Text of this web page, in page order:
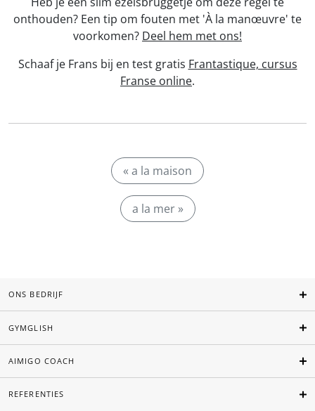
onthouden? Een tip om fouten met 'À la manœuvre' te
voorkomen? Deel hem met ons!
Schaaf je Frans bij en test gratis Frantastique, cursus
Franse online.
« a la maison
a la mer »
ONS BEDRIJF
GYMGLISH
AIMIGO COACH
REFERENTIES